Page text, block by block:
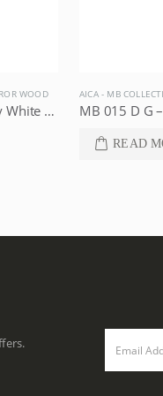
WOOD
MB 008 D M – Glossy White Cedar, Aica – MB Collections
AICA - MB
READ